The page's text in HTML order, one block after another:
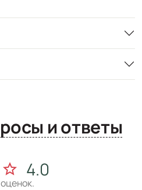
Вопросы и ответы
4.0
оценок.